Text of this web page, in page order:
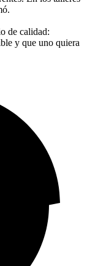
de calidad:
y que uno quiera